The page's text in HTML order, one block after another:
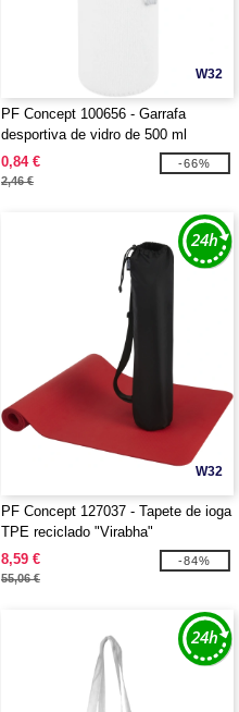
W32
PF Concept 100656 - Garrafa
desportiva de vidro de 500 ml
"Bodhi"
0,84 €
2,46 €
-66%
W32
PF Concept 127037 - Tapete de ioga
TPE reciclado "Virabha"
8,59 €
55,06 €
-84%